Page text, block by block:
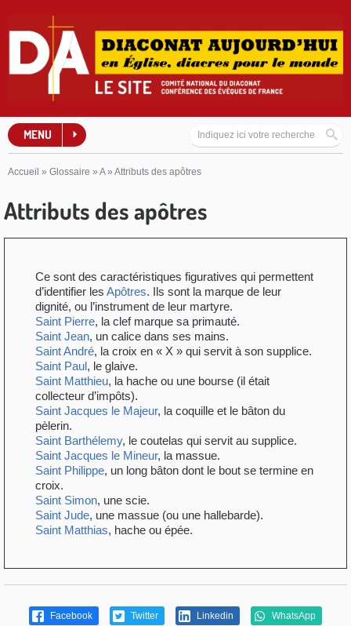
MENU
Accueil » Glossaire » A» Attributs des apôtres
Attributs des apôtres
Ce sont des caractéristiques figuratives qui permettent
d’identifier les Apôtres. Ils sont la marque de leur
dignité, ou l’instrument de leur martyre.
Saint Pierre, la clef marque sa primauté.
Saint Jean, un calice dans ses mains.
Saint André, la croix en « X » qui servit à son supplice.
Saint Paul, le glaive.
Saint Matthieu, la hache ou une bourse (il était
collecteur d’impôts).
Saint Jacques le Majeur, la coquille et le bâton du
pèlerin.
Saint Barthélemy, le coutelas qui servit au supplice.
Saint Jacques le Mineur, la massue.
Saint Philippe, un long bâton dont le bout se termine en
croix.
Saint Simon, une scie.
Saint Jude, une massue (ou une hallebarde).
Saint Matthias, hache ou épée.
Facebook Twitter Linkedin WhatsApp